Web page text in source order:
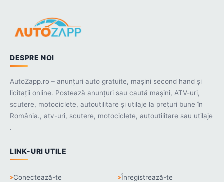
DESPRE NOI
AutoZapp.ro – anunțuri auto gratuite, mașini second hand și
licitații online. Postează anunțuri sau caută mașini, ATV-uri,
scutere, motociclete, autoutilitare și utilaje la prețuri bune în
România., atv-uri, scutere, motociclete, autoutilitare sau utilaje
.
LINK-URI UTILE
Conectează-te Înregistrează-te